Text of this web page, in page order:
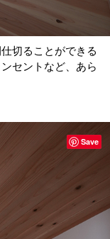
切ることができる
セントなど、あら
Save